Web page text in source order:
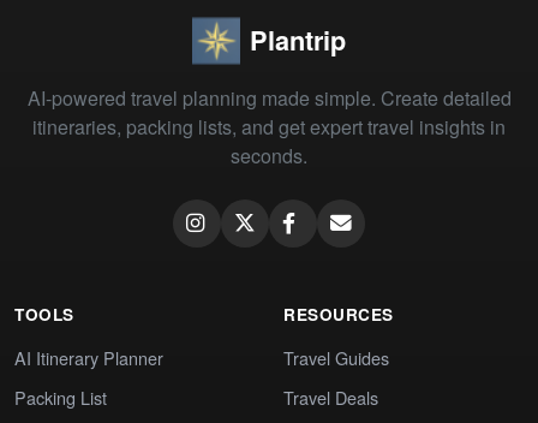
Plantrip
AI-powered travel planning made simple. Create detailed
itineraries, packing lists, and get expert travel insights in
seconds.
TOOLS
AI Itinerary Planner
Packing List
RESOURCES
Travel Guides
Travel Deals